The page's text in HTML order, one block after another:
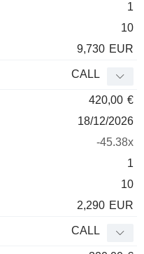
1
10
9,730 EUR
CALL
420,00 €
18/12/2026
-45.38x
1
10
2,290 EUR
CALL